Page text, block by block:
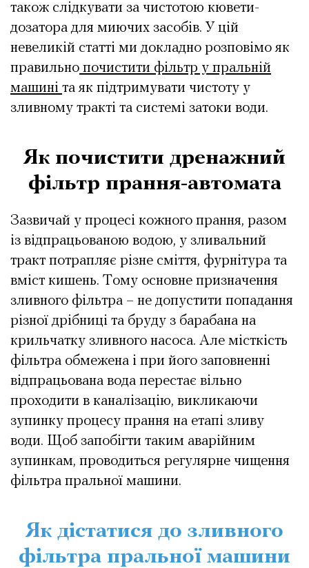
також слідкувати за чистотою кювети-
дозатора для миючих засобів. У цій
невеликій статті ми докладно розповімо як
правильно почистити фільтр у пральній
машині та як підтримувати чистоту у
зливному тракті та системі затоки води.
Як почистити дренажний
фільтр прання-автомата
Зазвичай у процесі кожного прання, разом
із відпрацьованою водою, у зливальний
тракт потрапляє різне сміття, фурнітура та
вміст кишень. Тому основне призначення
зливного фільтра – не допустити попадання
різної дрібниці та бруду з барабана на
крильчатку зливного насоса. Але місткість
фільтра обмежена і при його заповненні
відпрацьована вода перестає вільно
проходити в каналізацію, викликаючи
зупинку процесу прання на етапі зливу
води. Щоб запобігти таким аварійним
зупинкам, проводиться регулярне чищення
фільтра пральної машини.
Як дістатися до зливного
фільтра пральної машини